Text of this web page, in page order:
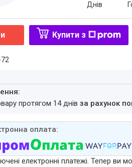
Днів
Купити з
протягом 14 днів за рахунок
електронні платежі. Тепер ви